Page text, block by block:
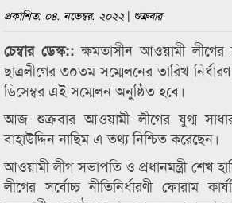
প্রকাশিত: ০৪. নভেম্বর. ২০২২ | শুক্রবার
চেম্বার ডেস্ক::ক্ষমতাসীন আওয়ামী লীগের
ছাত্রলীগের ৩০তম সম্মেলনের তারিখ
ডিসেম্বর এই সম্মেলন অনুষ্ঠিত হবে।
আজ শুক্রবার আওয়ামী লীগের যুগ্ম
বাহাউদ্দিন নাছিম এ তথ্য নিশ্চিত করেছেন।
আওয়ামী লীগ সভাপতি ও প্রধানমন্ত্রী শেখ
লীগের সর্বোচ্চ নীতিনির্ধারণী ফোরাম